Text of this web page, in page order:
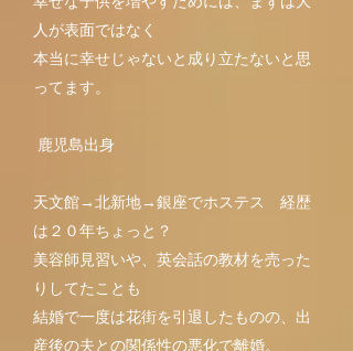
人が表面ではなく
本当に幸せじゃないと成り立たないと思
ってます。
鹿児島出身
天文館→北新地→銀座でホステス 経歴
は２０年ちょっと？
美容師見習いや、英会話の教材を売った
りしてたことも
結婚で一度は花街を引退したものの、出
産後の夫との関係性の悪化で離婚。